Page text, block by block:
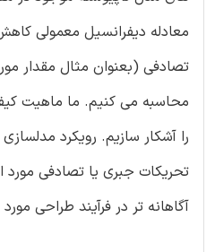
معادله دیفرانسیل معمولی
تصادفی (بعنوان مثال مقدار
محاسبه می کنیم. ما ماهیت
را آشکار سازیم. رویکرد
تحریکات جبری یا تصادفی مورد
آگاهانه تر در فرآیند طراحی مورد